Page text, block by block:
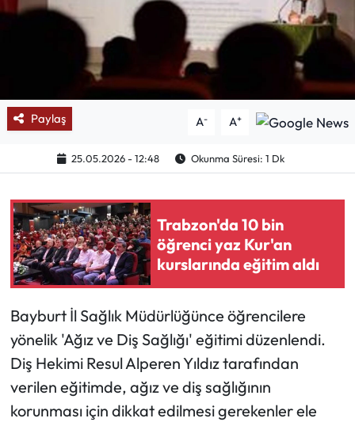
Paylaş A- A+
25.05.2026 - 12:48 Okunma Süresi: 1 Dk
Trabzon'da 10 bin
öğrenci yaz Kur'an
kurslarında eğitim aldı
Bayburt İl Sağlık Müdürlüğünce öğrencilere
yönelik 'Ağız ve Diş Sağlığı' eğitimi düzenlendi.
Diş Hekimi Resul Alperen Yıldız tarafından
verilen eğitimde, ağız ve diş sağlığının
korunması için dikkat edilmesi gerekenler ele
Manşet
Köşe Yazıları
Karikatür Galeri
BIK
ASTROLOJİ
Spor Yazıları
Mektup Galeri
Ekonomi
Sağlık
Turizm